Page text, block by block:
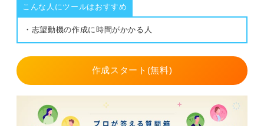
こんな人にツールはおすすめ
・志望動機の作成に時間がかかる人
作成スタート(無料)